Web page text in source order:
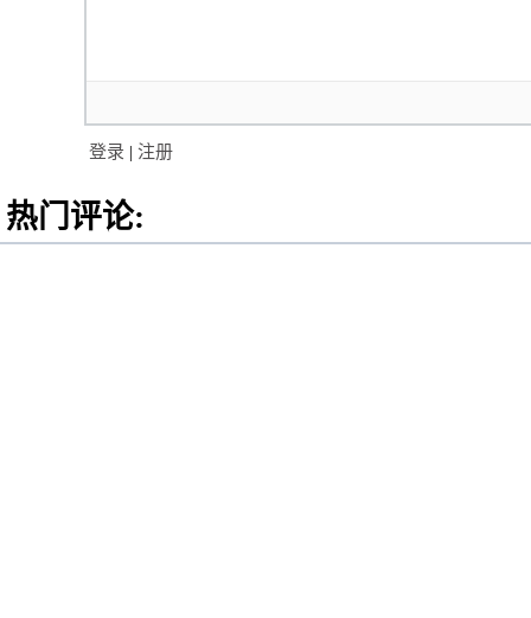
登录 | 注册
热门评论: